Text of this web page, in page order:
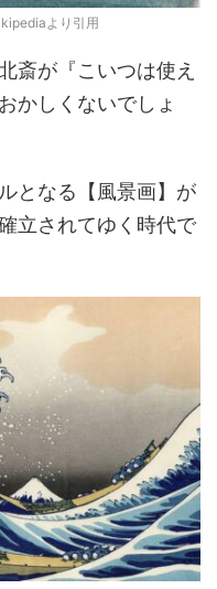
より引用
斎が『こいつは使え
かしくないでしょ
となる【風景画】が
立されてゆく時代で